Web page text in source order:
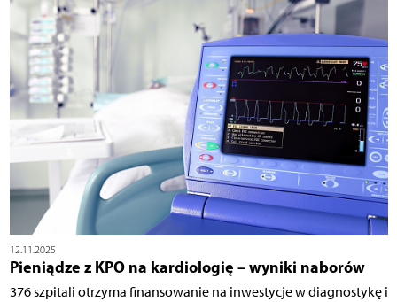
12.11.2025
Pieniądze z KPO na kardiologię – wyniki naborów
376 szpitali otrzyma finansowanie na inwestycje w diagnostykę i